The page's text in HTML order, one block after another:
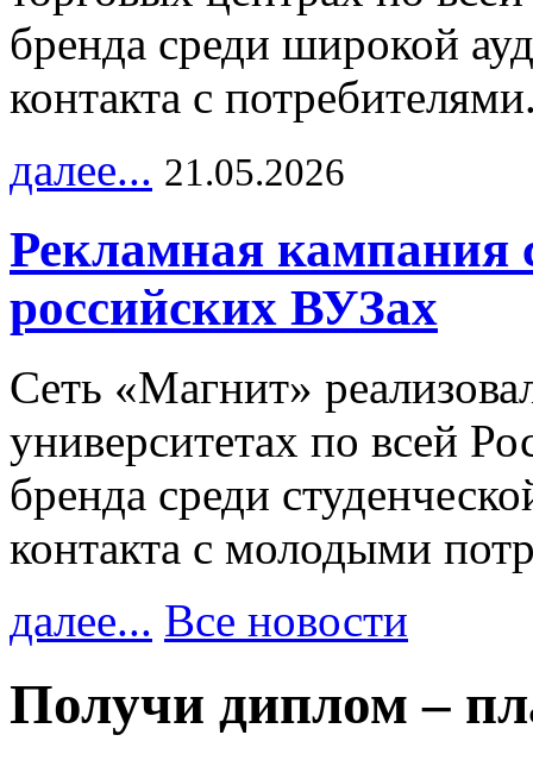
бренда среди широкой
контакта с
далее... 21.05.2026
Рекламная кампания
российских ВУЗах
Сеть «Магнит»
университетах по всей
бренда среди
контакта с молодыми
далее... Все новости
Получи диплом –